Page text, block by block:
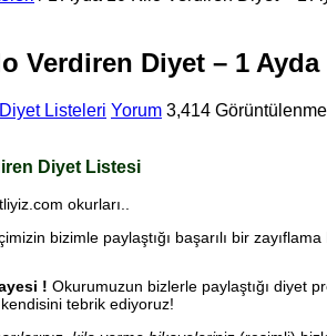
Verdiren Diyet – 1
Diyet Listeleri Yorum 3,414 Görüntülenme
Diyet Listesi
okurları..
bizimle paylaştığı başarılı bir
! Okurumuzun bizlerle paylaştığı diyet
tebrik ediyoruz!